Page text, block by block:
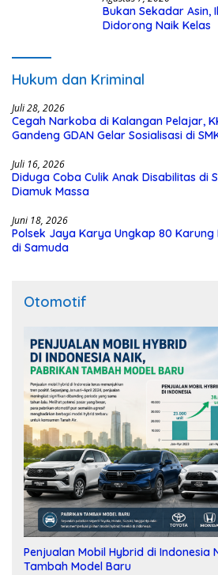
Bukan Sekadar Asin,
Didorong Naik Kelas
Hukum dan Kriminal
Juli 28, 2026
Cegah Narkoba di Kalangan Pelajar,
Gandeng GDAN Gelar Sosialisasi di
Juli 16, 2026
Diduga Coba Culik Anak Disabilitas di
Diamuk Massa
Juni 18, 2026
Polsek Jaya Karya Ungkap 80 Karung
di Samuda
Otomotif
Penjualan Mobil Hybrid di Indonesia
Tambah Model Baru